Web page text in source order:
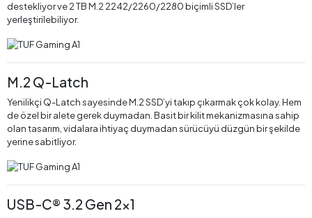
destekliyor ve 2 TB M.2 2242/2260/2280 biçimli SSD’ler
yerleştirilebiliyor.
M.2 Q-Latch
Yenilikçi Q-Latch sayesinde M.2 SSD’yi takıp çıkarmak çok kolay. Hem
de özel bir alete gerek duymadan. Basit bir kilit mekanizmasına sahip
olan tasarım, vidalara ihtiyaç duymadan sürücüyü düzgün bir şekilde
yerine sabitliyor.
USB-C® 3.2 Gen 2x1